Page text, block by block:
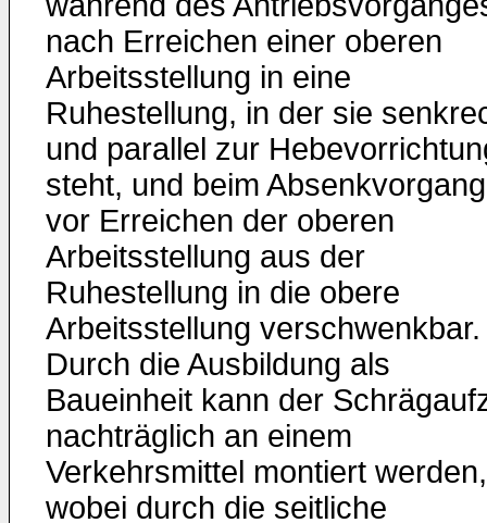
nach Erreichen einer oberen
Arbeitsstellung in eine
Ruhestellung, in der sie
und parallel zur
steht, und beim Absenkvorgang
vor Erreichen der oberen
Arbeitsstellung aus der
Ruhestellung in die obere
Arbeitsstellung verschwenkbar.
Durch die Ausbildung als
Baueinheit kann der
nachträglich an einem
Verkehrsmittel montiert werden,
wobei durch die seitliche